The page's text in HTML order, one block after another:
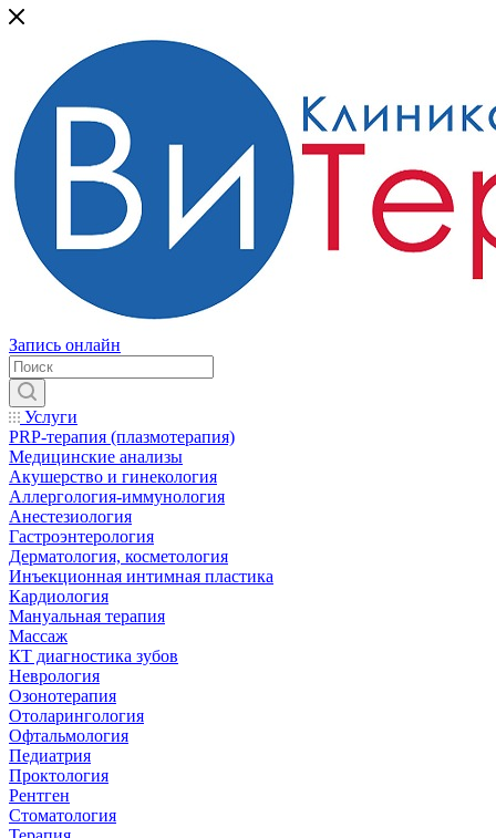
Запись онлайн
Услуги
PRP-терапия (плазмотерапия)
Медицинские анализы
Акушерство и гинекология
Аллергология-иммунология
Анестезиология
Гастроэнтерология
Дерматология, косметология
Инъекционная интимная пластика
Кардиология
Мануальная терапия
Массаж
КТ диагностика зубов
Неврология
Озонотерапия
Отоларингология
Офтальмология
Педиатрия
Проктология
Рентген
Стоматология